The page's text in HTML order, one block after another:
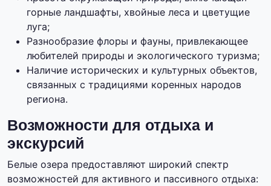
горные ландшафты, хвойные леса и цветущие
луга;
Разнообразие флоры и фауны, привлекающее
любителей природы и экологического туризма;
Наличие исторических и культурных объектов,
связанных с традициями коренных народов
региона.
Возможности для отдыха и
экскурсий
Белые озера предоставляют широкий спектр
возможностей для активного и пассивного отдыха: